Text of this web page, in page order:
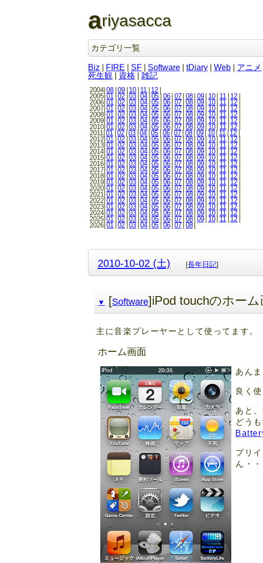
ariyasacca
カテゴリ一覧
Biz FIRE SF Software tDiary Web アニメ
死生観
資格 雑記
2004| 08 09 10 11 12
2005|01 |02 |03 |04 | 05 | 06 07 08 09 10 11 12
2006|01 |02 |03 |04 |05 | 06 | 07 | 08 | 09 | 10 | 11 | 12 |
2007|01 |02 |03 |04 |05 | 06 | 07 | 08 | 09 | 10 | 11 | 12 |
2008|01 |02 |03 |04 |05 | 06 | 07 | 08 | 09 | 10 | 11 | 12 |
2009|01 |02 |03 |04 |05 | 06 | 07 | 08 | 09 | 10 | 11 | 12 |
2010|01 |02 |03 |04 |05 | 06 | 07 | 08 | 09 | 10 | 11 | 12 |
2011|01 |02 |03 |04 |05 |06 |07 |08 |09 | 10 | 11 | 12 |
2012| 01 | 02 | 03 | 04 | 05 | 06| 07| 08| 09| 10| 11 | 12 |
2013|01 |02 |03 |04 |05 | 06 | 07 | 08 | 09 | 10 | 11 | 12 |
2014|01 |02 |03 |04 |05 | 06 | 07 | 08 | 09 | 10 | 11 | 12 |
2015|01 |02 |03 |04 |05 | 06 | 07 | 08 | 09 | 10 | 11 | 12 |
2016|01 |02 |03 |04 |05 | 06 | 07 | 08 | 09 | 10 | 11 | 12 |
2017|01 |02 |03 |04 |05 | 06 | 07 | 08 | 09 | 10 | 11 | 12 |
2018|01 |02 |03 |04 |05 | 06 | 07 | 08 | 09 | 10 | 11 | 12 |
2019|01 |02 |03 |04 |05 | 06 | 07 | 08 | 09 | 10 | 11 | 12 |
2020|01 |02 |03 |04 |05 | 06 | 07 | 08 | 09 | 10 | 11 | 12 |
2021|01 |02 |03 |04 |05 | 06 | 07 | 08 | 09 | 10 | 11 | 12 |
2022|01 |02 |03 |04 |05 | 06 | 07 | 08 | 09 | 10 | 11 | 12 |
2023|01 |02 |03 |04 |05 | 06 | 07 | 08 | 09 | 10 | 11 | 12 |
2024|01 |02 |03 |04 |05 | 06 | 07 | 08 | 09 | 10 | 11 | 12 |
2025|01 |02 |03 |04 |05 | 06 | 07 | 08 | 09 | 10 | 11 | 12 |
2026|01 |02 |03 |04 |05 | 06 | 07 | 08 |
2010-10-02 (土) [長年日記]
▼ [Software]iPod touchのホー
主に音楽プレーヤーとして使ってます。
ホーム画面
あん
良く
あと
どう
プリ
ん・